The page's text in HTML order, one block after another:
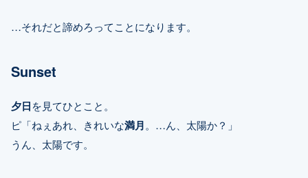
…それだと諦めろってことになります。
Sunset
夕日を見てひとこと。
ピ「ねぇあれ、きれいな満月。…ん、太陽か？」
うん、太陽です。